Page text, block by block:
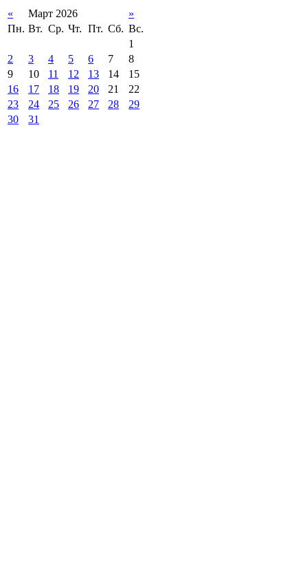
« Март 2026
»
Пн. Вт. Ср. Чт. Пт. Сб. Вс.
1
2
3 4 5 6 7
8
9
10 11 12 13 14
15
16
17 18 19 20 21
22
23
24 25 26 27 28
29
30
31